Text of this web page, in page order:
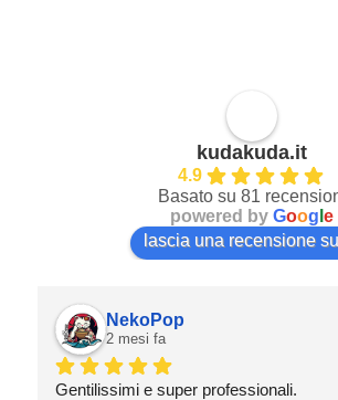
kudakuda.it
4.9
Basato su 81
powered by Goog e
lascia una recensione su
NekoPop
2 mesi fa
Gentilissimi e super professionali.